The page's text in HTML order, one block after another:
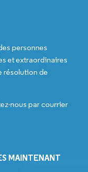
personnes
et extraordinaires
résolution de
nous par courrier
MAINTENANT